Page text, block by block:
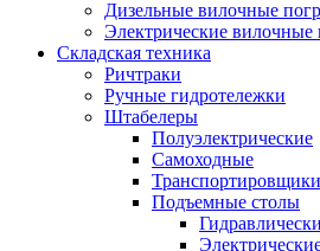
Дизельные вилочные
Электрические вилочные
Складская техника
Ричтраки
Ручные гидротележки
Штабелеры
Полуэлектрические
Самоходные
Подъемные столы